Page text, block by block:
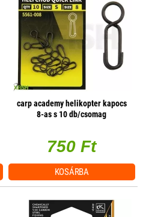
carp academy helikopter kapocs
8-as s 10 db/csomag
750 Ft
KOSÁRBA